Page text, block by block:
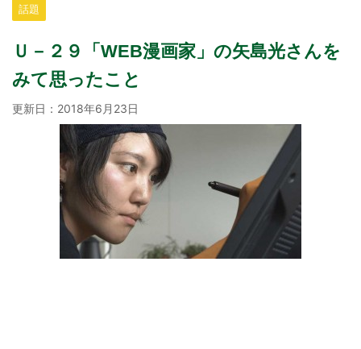
話題
Ｕ－２９「WEB漫画家」の矢島光さんを
みて思ったこと
更新日： 2018年6月23日